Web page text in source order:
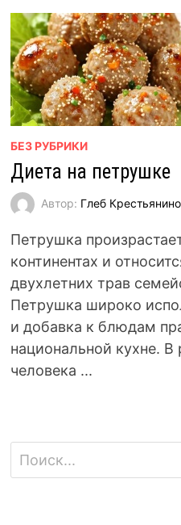
БЕЗ РУБРИКИ
Диета на петрушке
Автор: Глеб
Петрушка
континентах и
двухлетних трав
Петрушка широко
и добавка к блюдам
национальной кухне.
человека ...
Найти: